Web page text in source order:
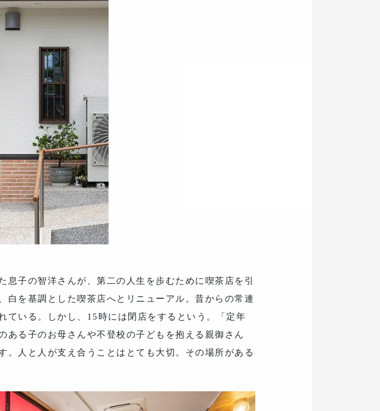
子の智洋さんが、第二の人生を歩むために喫茶店を引
白を基調とした喫茶店へとリニューアル。昔からの常連
ている。しかし、15時には閉店をするという。「定年
ある子のお母さんや不登校の子どもを抱える親御さん
。人と人が支え合うことはとても大切。その場所がある